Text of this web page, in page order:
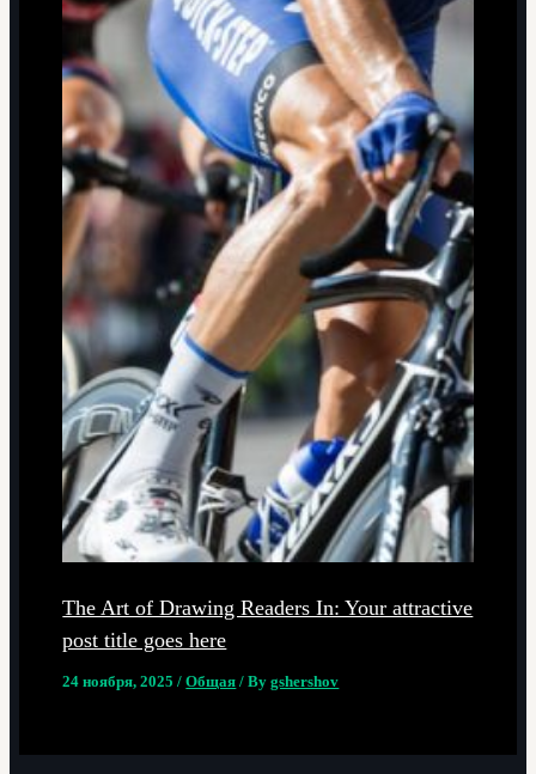
The Art of Drawing Readers In: Your attractive
post title goes here
24 ноября, 2025/Общая / Bygshershov